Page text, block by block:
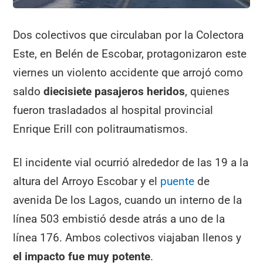
Dos colectivos que circulaban por la Colectora
Este, en Belén de Escobar, protagonizaron este
viernes un violento accidente que arrojó como
saldodiecisiete pasajeros heridos, quienes
fueron trasladados al hospital provincial
Enrique Erill con politraumatismos.
El incidente vial ocurrió alrededor de las 19 a la
altura del Arroyo Escobar y el puente de
avenida De los Lagos, cuando un interno de la
línea 503 embistió desde atrás a uno de la
línea 176. Ambos colectivos viajaban llenos y
el impacto fue muy potente.